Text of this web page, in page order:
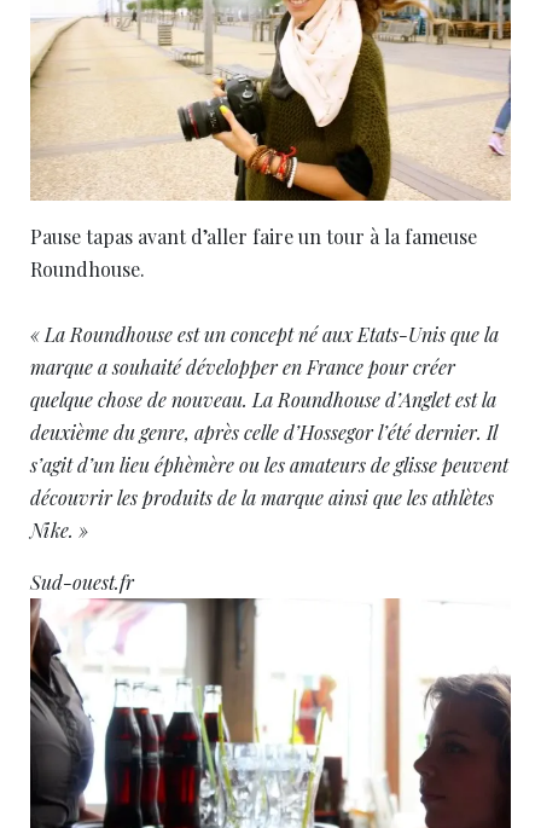
Pause tapas avant d’aller faire un tour à la fameuse
Roundhouse.
« La Roundhouse est un concept né aux Etats-Unis que la
marque a souhaité développer en France pour créer
quelque chose de nouveau. La Roundhouse d’Anglet est la
deuxième du genre, après celle d’Hossegor l’été dernier. Il
s’agit d’un lieu éphèmère ou les amateurs de glisse peuvent
découvrir les produits de la marque ainsi que les athlètes
Nike. »
Sud-ouest.fr